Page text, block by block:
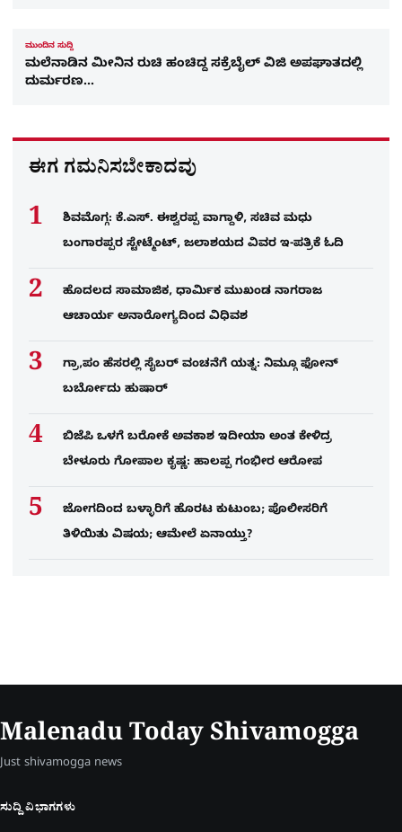
ಮುಂದಿನ ಸುದ್ದಿ
ಮಲೆನಾಡಿನ ಮೀನಿನ ರುಚಿ ಹಂಚಿದ್ದ ಸಕ್ರೆಬೈಲ್ ವಿಜಿ ಅಪಘಾತದಲ್ಲಿ
ದುರ್ಮರಣ…
ಈಗ ಗಮನಿಸಬೇಕಾದವು
ಶಿವಮೊಗ್ಗ: ಕೆ.ಎಸ್. ಈಶ್ವರಪ್ಪ ವಾಗ್ದಾಳಿ, ಸಚಿವ ಮಧು
ಬಂಗಾರಪ್ಪರ ಸ್ಟೇಟ್ಮೆಂಟ್, ಜಲಾಶಯದ ವಿವರ ಇ-ಪತ್ರಿಕೆ ಓದಿ
ಹೊದಲದ ಸಾಮಾಜಿಕ, ಧಾರ್ಮಿಕ ಮುಖಂಡ ನಾಗರಾಜ
ಆಚಾರ್ಯ ಅನಾರೋಗ್ಯದಿಂದ ವಿಧಿವಶ
ಗ್ರಾ,ಪಂ ಹೆಸರಲ್ಲಿ ಸೈಬ‌ರ್ ವಂಚನೆಗೆ ಯತ್ನ: ನಿಮ್ಗೂ ಫೋನ್​
ಬರ್ಬೋದು ಹುಷಾರ್​​
ಬಿಜೆಪಿ ಒಳಗೆ ಬರೋಕೆ ಅವಕಾಶ ಇದೀಯಾ ಅಂತ ಕೇಳಿದ್ರ
ಬೇಳೂರು ಗೋಪಾಲ ಕೃಷ್ಣ: ಹಾಲಪ್ಪ ಗಂಭೀರ ಆರೋಪ
ಜೋಗದಿಂದ ಬಳ್ಳಾರಿಗೆ ಹೊರಟ ಕುಟುಂಬ; ಪೊಲೀಸರಿಗೆ
ತಿಳಿಯಿತು ವಿಷಯ; ಆಮೇಲೆ ಏನಾಯ್ತು?
Malenadu Today Shivamogga
Just shivamogga news
ಸುದ್ದಿ ವಿಭಾಗಗಳು